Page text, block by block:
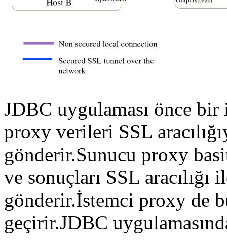
JDBC uygulaması önce
proxy verileri SSL
gönderir.Sunucu proxy
ve sonuçları SSL
gönderir.İstemci proxy de
geçirir.JDBC